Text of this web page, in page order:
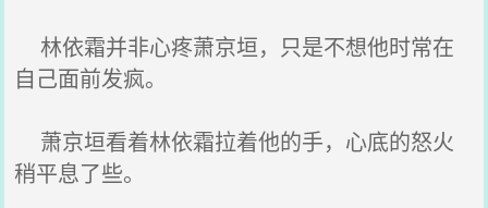
林依霜并非心疼萧京垣，只是不想他时常在
自己面前发疯。
萧京垣看着林依霜拉着他的手，心底的怒火
稍平息了些。